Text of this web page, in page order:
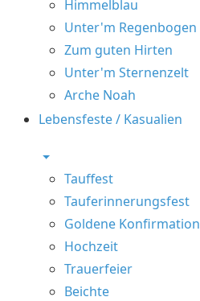
Himmelblau
Unter'm Regenbogen
Zum guten Hirten
Unter'm Sternenzelt
Arche Noah
Lebensfeste / Kasualien
Tauffest
Tauferinnerungsfest
Goldene Konfirmation
Hochzeit
Trauerfeier
Beichte